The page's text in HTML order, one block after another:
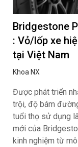
Bridgestone
: Vỏ/lốp xe
tại Việt Nam
Khoa NX
Được phát triển
trội, độ bám
tuổi thọ sử dụng
mới của
kinh nghiệm từ